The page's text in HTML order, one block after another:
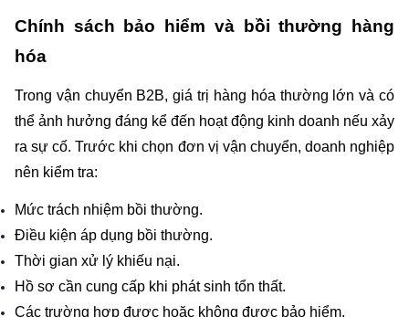
Chính sách bảo hiểm và bồi thường hàng
hóa
Trong vận chuyển B2B, giá trị hàng hóa thường lớn và có
thể ảnh hưởng đáng kể đến hoạt động kinh doanh nếu xảy
ra sự cố. Trước khi chọn đơn vị vận chuyển, doanh nghiệp
nên kiểm tra:
Mức trách nhiệm bồi thường.
Điều kiện áp dụng bồi thường.
Thời gian xử lý khiếu nại.
Hồ sơ cần cung cấp khi phát sinh tổn thất.
Các trường hợp được hoặc không được bảo hiểm.